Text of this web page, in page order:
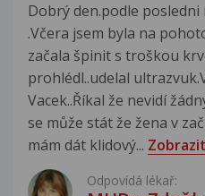
Dobrý den.podle posledni
.Včera jsem byla na
začala špinit s troškou
prohlédl..udelal
Vacek..Říkal že nevidí
se může stát že žena v
mám dát klidový...
Odpovídá lékař: